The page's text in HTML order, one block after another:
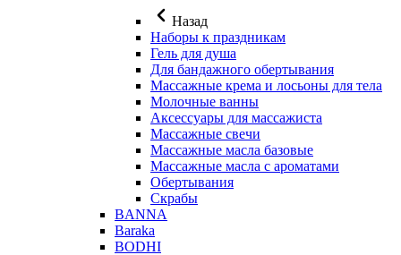
Назад
Наборы к праздникам
Гель для душа
Для бандажного обертывания
Массажные крема и лосьоны для тела
Молочные ванны
Аксессуары для массажиста
Массажные свечи
Массажные масла базовые
Массажные масла с ароматами
Обертывания
Скрабы
BANNA
Baraka
BODHI